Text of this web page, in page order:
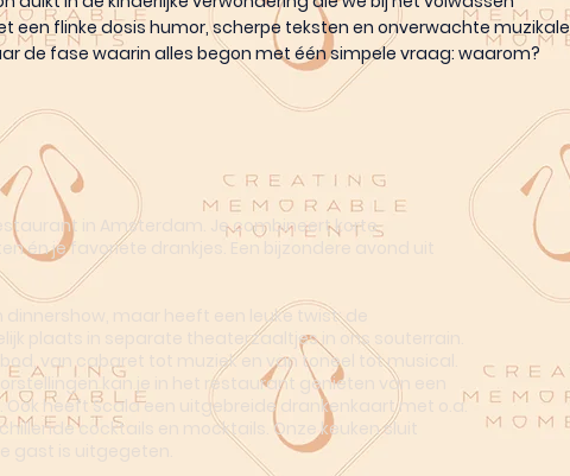
een flinke dosis humor, scherpe teksten en onverwachte muzikale
de fase waarin alles begon met één simpele vraag: waarom?
in Amsterdam. Je combineert korte
én je favoriete drankjes. Een bijzondere avond uit
dinnershow, maar heeft een leuke twist: de
plaats in separate theaterzaaltjes in ons souterrain.
van cabaret tot muziek en van toneel tot musical.
kan je in het restaurant genieten van een
Ook heeft Scala een uitgebreide drankenkaart met o.a.
cocktails en mocktails. Onze keuken sluit
gast is uitgegeten.